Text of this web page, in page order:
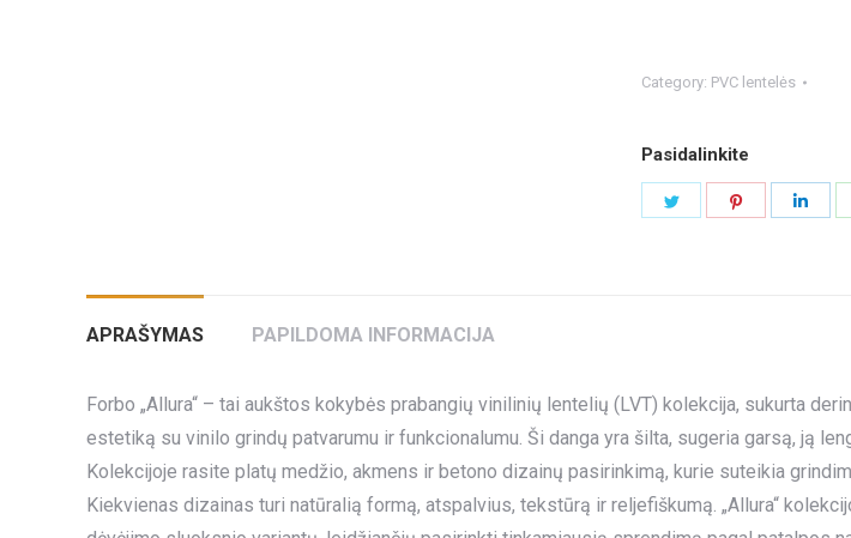
Category: PVC lentelės
Pasidalinkite
Share
APRAŠYMAS PAPILDOMA INFORMACIJA
Forbo „Allura“ – tai aukštos kokybės prabangių vinilinių lentelių (LVT) kolekcija, sukurta
estetiką su vinilo grindų patvarumu ir funkcionalumu. Ši danga yra šilta, sugeria garsą, ją
Kolekcijoje rasite platų medžio, akmens ir betono dizainų pasirinkimą, kurie suteikia
Kiekvienas dizainas turi natūralią formą, atspalvius, tekstūrą ir reljefiškumą. „Allura“